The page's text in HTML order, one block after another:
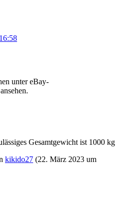
unter eBay-
Gesamtgewicht ist 1000 kg
kikido27 (22. März 2023 um